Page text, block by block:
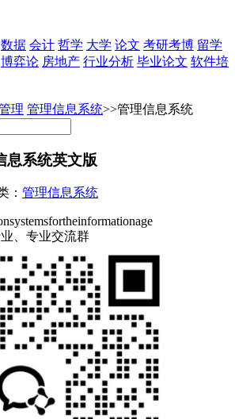
数据 会计 哲学 大学 论文 考研考博 留学
博弈论 房地产 行业分析 毕业论文 软件培
理 管理信息系统>>管理信息系统
息系统英文版
： 管理信息系统
、专业交流群